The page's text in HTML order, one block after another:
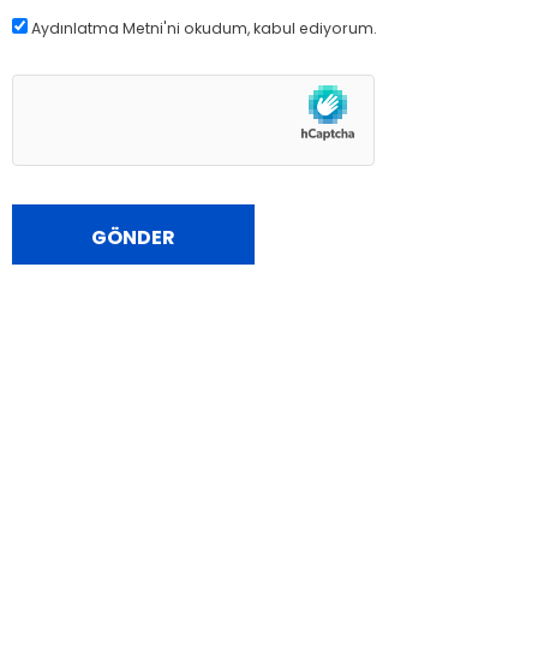
Aydınlatma Metni'ni okudum, kabul ediyorum.